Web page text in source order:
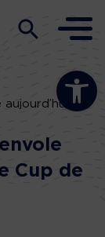
Ouvrir la
Cup de